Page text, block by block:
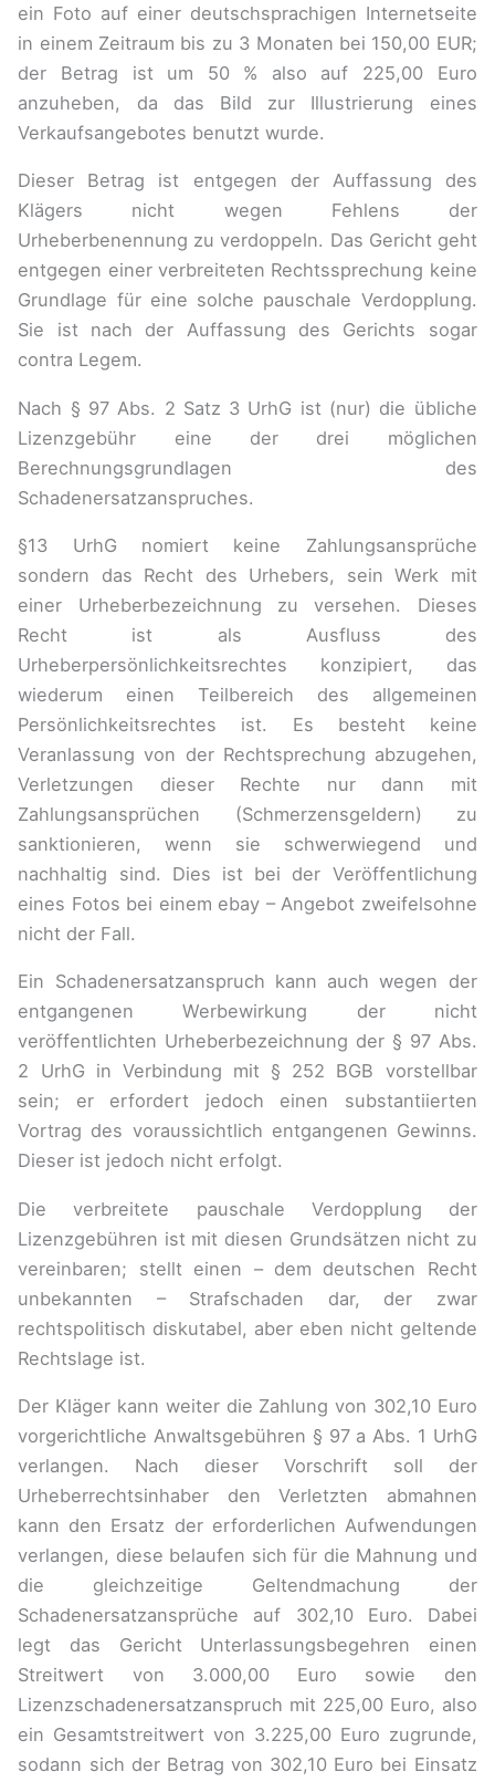
ein Foto auf einer deutschsprachigen Internetseite
in einem Zeitraum bis zu 3 Monaten bei 150,00 EUR;
der Betrag ist um 50 % also auf 225,00 Euro
anzuheben, da das Bild zur Illustrierung eines
Verkaufsangebotes benutzt wurde.
Dieser Betrag ist entgegen der Auffassung des
Klägers nicht wegen Fehlens der
Urheberbenennung zu verdoppeln. Das Gericht geht
entgegen einer verbreiteten Rechtssprechung keine
Grundlage für eine solche pauschale Verdopplung.
Sie ist nach der Auffassung des Gerichts sogar
contra Legem.
Nach § 97 Abs. 2 Satz 3 UrhG ist (nur) die übliche
Lizenzgebühr eine der drei möglichen
Berechnungsgrundlagen des
Schadenersatzanspruches.
§13 UrhG nomiert keine Zahlungsansprüche
sondern das Recht des Urhebers, sein Werk mit
einer Urheberbezeichnung zu versehen. Dieses
Recht ist als Ausfluss des
Urheberpersönlichkeitsrechtes konzipiert, das
wiederum einen Teilbereich des allgemeinen
Persönlichkeitsrechtes ist. Es besteht keine
Veranlassung von der Rechtsprechung abzugehen,
Verletzungen dieser Rechte nur dann mit
Zahlungsansprüchen (Schmerzensgeldern) zu
sanktionieren, wenn sie schwerwiegend und
nachhaltig sind. Dies ist bei der Veröffentlichung
eines Fotos bei einem ebay – Angebot zweifelsohne
nicht der Fall.
Ein Schadenersatzanspruch kann auch wegen der
entgangenen Werbewirkung der nicht
veröffentlichten Urheberbezeichnung der § 97 Abs.
2 UrhG in Verbindung mit § 252 BGB vorstellbar
sein; er erfordert jedoch einen substantiierten
Vortrag des voraussichtlich entgangenen Gewinns.
Dieser ist jedoch nicht erfolgt.
Die verbreitete pauschale Verdopplung der
Lizenzgebühren ist mit diesen Grundsätzen nicht zu
vereinbaren; stellt einen – dem deutschen Recht
unbekannten – Strafschaden dar, der zwar
rechtspolitisch diskutabel, aber eben nicht geltende
Rechtslage ist.
Der Kläger kann weiter die Zahlung von 302,10 Euro
vorgerichtliche Anwaltsgebühren § 97 a Abs. 1 UrhG
verlangen. Nach dieser Vorschrift soll der
Urheberrechtsinhaber den Verletzten abmahnen
kann den Ersatz der erforderlichen Aufwendungen
verlangen, diese belaufen sich für die Mahnung und
die gleichzeitige Geltendmachung der
Schadenersatzansprüche auf 302,10 Euro. Dabei
legt das Gericht Unterlassungsbegehren einen
Streitwert von 3.000,00 Euro sowie den
Lizenzschadenersatzanspruch mit 225,00 Euro, also
ein Gesamtstreitwert von 3.225,00 Euro zugrunde,
sodann sich der Betrag von 302,10 Euro bei Einsatz